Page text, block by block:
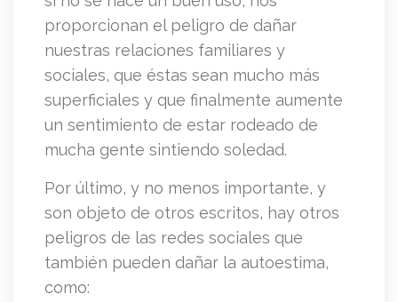
proporcionan el peligro de dañar
nuestras relaciones familiares y
sociales, que éstas sean mucho más
superficiales y que finalmente aumente
un sentimiento de estar rodeado de
mucha gente sintiendo soledad.
Por último, y no menos importante, y
son objeto de otros escritos, hay otros
peligros de las redes sociales que
también pueden dañar la autoestima,
como: